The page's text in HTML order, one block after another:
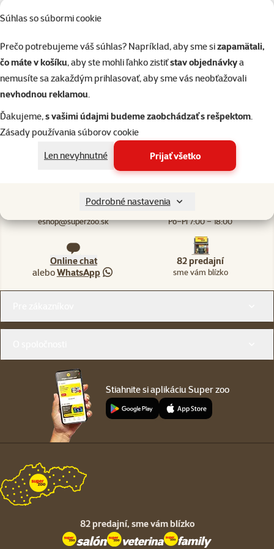
Súhlas so súbormi cookie
Prečo potrebujeme váš súhlas? Napríklad, aby sme sizapamätali,
čo máte v košíku, aby ste mohli ľahko zistiťstav objednávkya
nemusíte sa zakaždým prihlasovať, aby sme vás neobťažovali
nevhodnou reklamou.
Ďakujeme,s vašimi údajmi budeme zaobchádzať s rešpektom.
Zásady používania súborov cookie
Len nevyhnutné
Prijať všetko
Podrobné nastavenia
82 predajní, sme blízko vás
Naši odborníci v predajni sú vám vždy k dispozícii, aby vám
Napíšte nám
eshop@superzoo.sk Po–Pi 7:00 – 18:00
Online chat
aleboWhatsApp
82 predajní
sme vám blízko
Stiahnite si aplikáciu Super zoo
82 predajní, sme vám blízko